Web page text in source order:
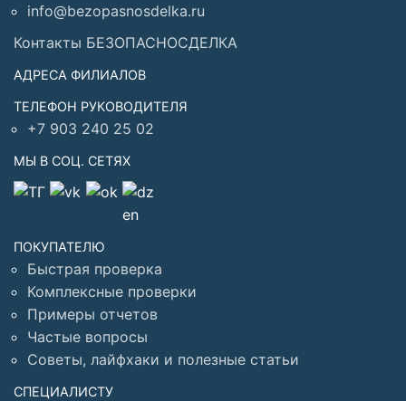
info@bezopasnosdelka.ru
Контакты БЕЗОПАСНОСДЕЛКА
АДРЕСА ФИЛИАЛОВ
ТЕЛЕФОН РУКОВОДИТЕЛЯ
+7 903 240 25 02
МЫ В СОЦ. СЕТЯХ
ПОКУПАТЕЛЮ
Быстрая проверка
Комплексные проверки
Примеры отчетов
Частые вопросы
Советы, лайфхаки и полезные статьи
СПЕЦИАЛИСТУ